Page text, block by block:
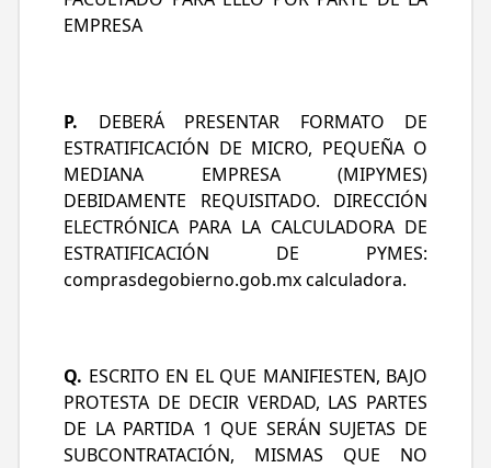
EMPRESA
P. DEBERÁ PRESENTAR FORMATO DE
ESTRATIFICACIÓN DE MICRO, PEQUEÑA O
MEDIANA EMPRESA (MIPYMES)
DEBIDAMENTE REQUISITADO. DIRECCIÓN
ELECTRÓNICA PARA LA CALCULADORA DE
ESTRATIFICACIÓN DE PYMES:
comprasdegobierno.gob.mx calculadora.
Q. ESCRITO EN EL QUE MANIFIESTEN, BAJO
PROTESTA DE DECIR VERDAD, LAS PARTES
DE LA PARTIDA 1 QUE SERÁN SUJETAS DE
SUBCONTRATACIÓN, MISMAS QUE NO